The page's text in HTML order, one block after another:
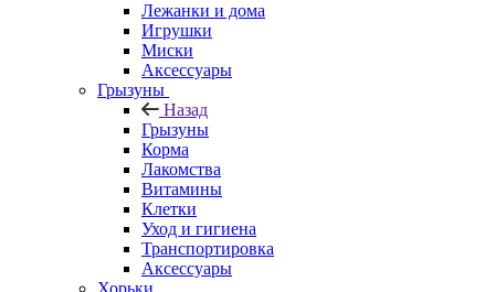
Лежанки и дома
Игрушки
Миски
Аксессуары
Грызуны
Назад
Грызуны
Корма
Лакомства
Витамины
Клетки
Уход и гигиена
Транспортировка
Аксессуары
Хорьки